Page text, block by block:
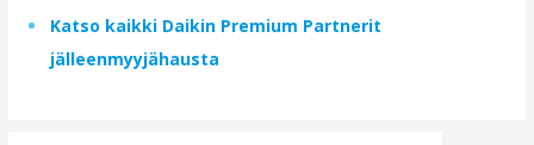
Katso kaikki Daikin Premium Partnerit
jälleenmyyjähausta